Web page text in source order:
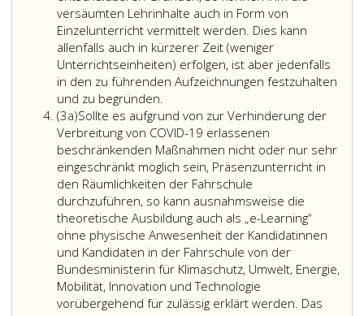
versäumten Lehrinhalte auch in Form von
Einzelunterricht vermittelt werden. Dies kann
allenfalls auch in kürzerer Zeit (weniger
Unterrichtseinheiten) erfolgen, ist aber jedenfalls
in den zu führenden Aufzeichnungen festzuhalten
und zu begründen.
theoretische
Ausbildung
für
alle
Klassen
von
Lenkberechtigungen
hat
in
Form
der
Präsenzlehre
(3a)Absatz
3
a
Sollte es aufgrund von zur Verhinderung der
Verbreitung von COVID-19 erlassenen
beschränkenden Maßnahmen nicht oder nur sehr
eingeschränkt möglich sein, Präsenzunterricht in
den Räumlichkeiten der Fahrschule
durchzuführen, so kann ausnahmsweise die
theoretische Ausbildung auch als „e-Learning“
ohne physische Anwesenheit der Kandidatinnen
und Kandidaten in der Fahrschule von der
Bundesministerin für Klimaschutz, Umwelt, Energie,
Mobilität, Innovation und Technologie
vorübergehend für zulässig erklärt werden. Das